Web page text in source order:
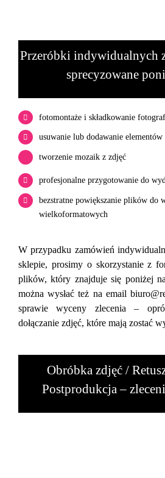
Przeróbki indywidualnych
sprecyzowane
fotomontaże i składkowanie
usuwanie lub dodawanie elementów
tworzenie mozaik z zdjęć
profesjonalne przygotowanie do
bezstratne powiększanie plików do
wielkoformatowych
W przypadku zamówień
sklepie, prosimy o skorzystanie z
plików, który znajduje się poniżej
można wysłać też na email
sprawie wyceny zlecenia –
dołączanie zdjęć, które mają zostać
Obróbka zdjęć /
Postprodukcja –